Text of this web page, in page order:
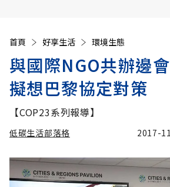
首頁 好享生活 環境生態
與國際NGO共辦邊
擬想巴黎協定對策
【COP23系列報導】
低碳生活部落格 2017-